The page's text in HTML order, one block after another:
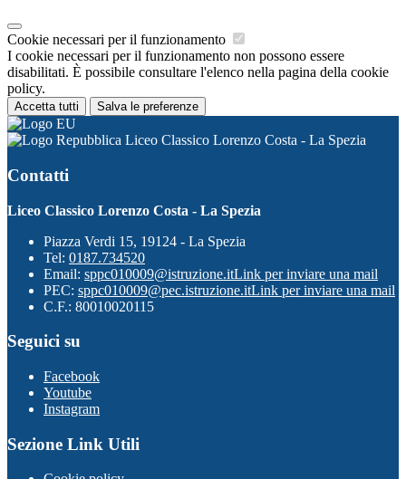
Cookie necessari per il funzionamento
I cookie necessari per il funzionamento non possono essere
disabilitati. È possibile consultare l'elenco nella pagina della cookie
policy.
Accetta tutti Salva le preferenze
Liceo Classico Lorenzo Costa - La Spezia
Contatti
Liceo Classico Lorenzo Costa - La Spezia
Piazza Verdi 15, 19124 - La Spezia
Tel: 0187.734520
Email: sppc010009@istruzione.itLink per inviare una mail
PEC: sppc010009@pec.istruzione.itLink per inviare una mail
C.F.: 80010020115
Seguici su
Facebook
Youtube
Instagram
Sezione Link Utili